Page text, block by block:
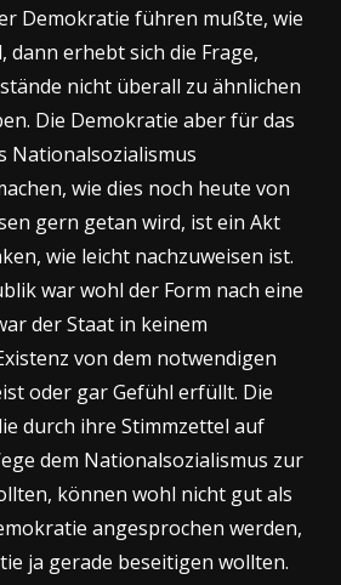
Demokratie führen mußte, wie
dann erhebt sich die Frage,
nicht überall zu ähnlichen
Die Demokratie aber für das
Nationalsozialismus
wie dies noch heute von
gern getan wird, ist ein Akt
wie leicht nachzuweisen ist.
war wohl der Form nach eine
der Staat in keinem
von dem notwendigen
oder gar Gefühl erfüllt. Die
durch ihre Stimmzettel auf
dem Nationalsozialismus zur
können wohl nicht gut als
angesprochen werden,
ja gerade beseitigen wollten.